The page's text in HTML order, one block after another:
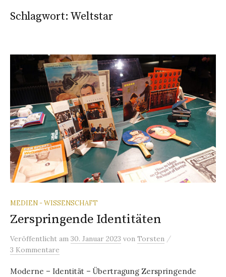
Schlagwort: Weltstar
MEDIEN - WISSENSCHAFT
Zerspringende Identitäten
Veröffentlicht am 30. Januar 2023 von Torsten /
3 Kommentare
Moderne – Identität – Übertragung Zerspringende